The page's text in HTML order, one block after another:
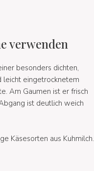
verwenden
besonders dichten,
leicht eingetrocknetem
Am Gaumen ist er frisch
ist deutlich weich
Käsesorten aus Kuhmilch.